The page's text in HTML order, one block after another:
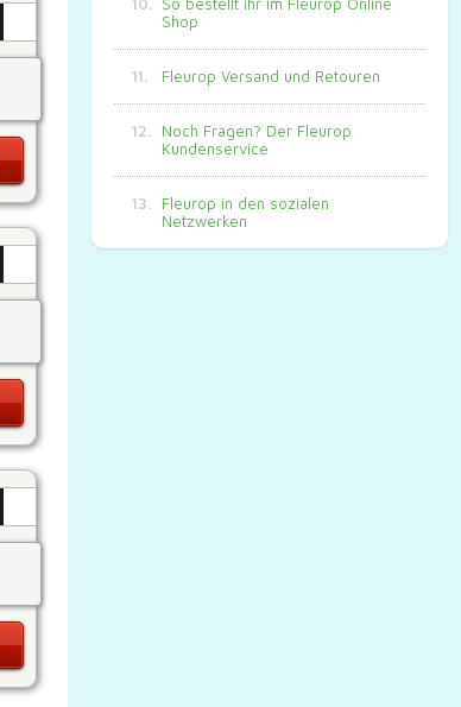
So bestellt ihr im Fleurop Online
Shop
Fleurop Versand und Retouren
Noch Fragen? Der Fleurop
Kundenservice
Fleurop in den sozialen
Netzwerken